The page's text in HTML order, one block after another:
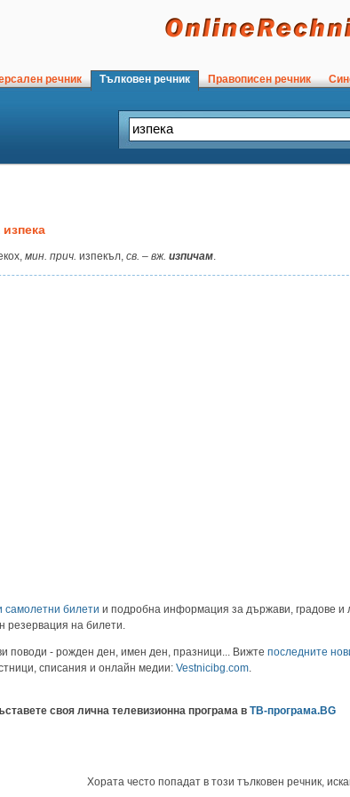
речник Тълковен речник Правописен речник
изпека
мин. прич. изпекъл, св. – вж. изпичам.
самолетни билети и подробна информация за държави, градове
резервация на билети.
поводи - рожден ден, имен ден, празници... Вижте последните
списания и онлайн медии: Vestnicibg.com
своя лична телевизионна програма в ТВ-програма.BG
Хората често попадат в този тълковен речник,